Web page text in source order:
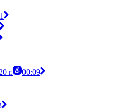
r.
00:09